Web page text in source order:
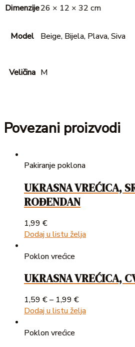
Dimenzije26 × 12 × 32 cm
Model Beige, Bijela, Plava, Siva
Veličina M
Povezani proizvodi
Pakiranje poklona
UKRASNA VREĆICA,
ROĐENDAN
1,99 €
Dodaj u listu želja
Poklon vrećice
UKRASNA VREĆICA,
1,59 €– 1,99 €
Dodaj u listu želja
Poklon vrećice